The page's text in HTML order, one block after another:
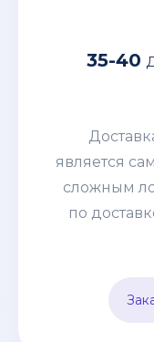
35-40
является
сложным
по
является
же Вам не